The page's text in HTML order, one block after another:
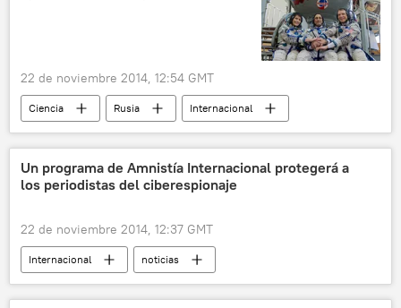
22 de noviembre 2014, 12:54 GMT
Ciencia Rusia
Internacional
Programa espacial ruso
noticias
Un programa de Amnistía Internacional protegerá a
los periodistas del ciberespionaje
22 de noviembre 2014, 12:37 GMT
Internacional noticias